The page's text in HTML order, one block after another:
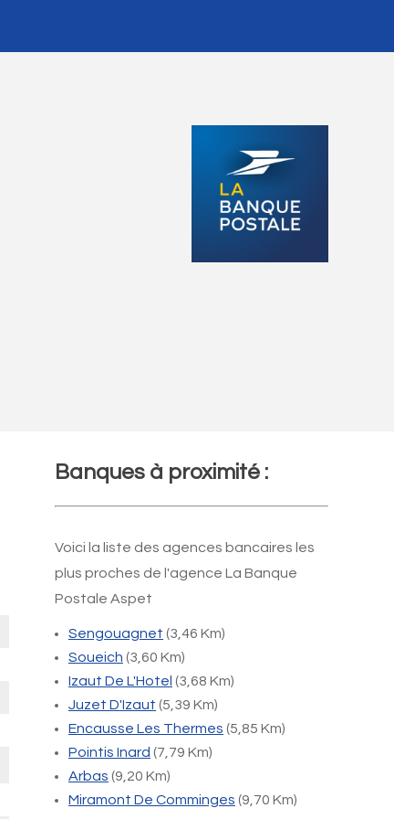
Banques à proximité :
Voici la liste des agences bancaires les
plus proches de l'agence La Banque
Postale Aspet
Sengouagnet (3,46 Km)
Soueich (3,60 Km)
Izaut De L'Hotel (3,68 Km)
Juzet D'Izaut (5,39 Km)
Encausse Les Thermes (5,85 Km)
Pointis Inard (7,79 Km)
Arbas (9,20 Km)
Miramont De Comminges (9,70 Km)